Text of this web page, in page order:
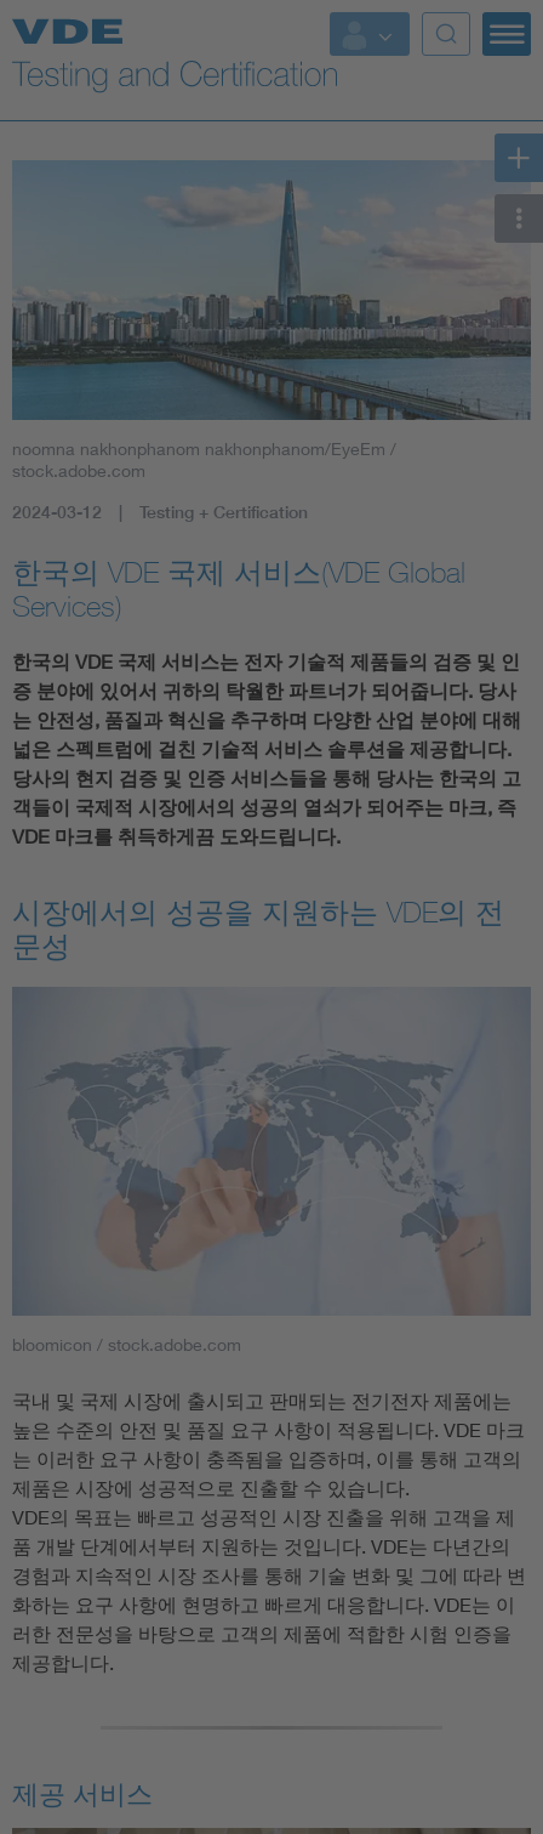
Key Topics
noomna nakhonphanom nakhonphanom/EyeEm /
stock.adobe.com
2024-03-12 Testing + Certification
한국의 VDE 국제 서비스(VDE Global
Services)
한국의 VDE 국제 서비스는 전자 기술적 제품들의 검증 및 인
증 분야에 있어서 귀하의 탁월한 파트너가 되어줍니다. 당사
는 안전성, 품질과 혁신을 추구하며 다양한 산업 분야에 대해
넓은 스펙트럼에 걸친 기술적 서비스 솔루션을 제공합니다.
당사의 현지 검증 및 인증 서비스들을 통해 당사는 한국의 고
객들이 국제적 시장에서의 성공의 열쇠가 되어주는 마크, 즉
VDE 마크를 취득하게끔 도와드립니다.
시장에서의 성공을 지원하는 VDE의 전
문성
bloomicon / stock.adobe.com
국내 및 국제 시장에 출시되고 판매되는 전기전자 제품에는
높은 수준의 안전 및 품질 요구 사항이 적용됩니다. VDE 마크
는 이러한 요구 사항이 충족됨을 입증하며, 이를 통해 고객의
제품은 시장에 성공적으로 진출할 수 있습니다.
VDE의 목표는 빠르고 성공적인 시장 진출을 위해 고객을 제
품 개발 단계에서부터 지원하는 것입니다. VDE는 다년간의
경험과 지속적인 시장 조사를 통해 기술 변화 및 그에 따라 변
화하는 요구 사항에 현명하고 빠르게 대응합니다. VDE는 이
러한 전문성을 바탕으로 고객의 제품에 적합한 시험 인증을
제공합니다.
제공 서비스